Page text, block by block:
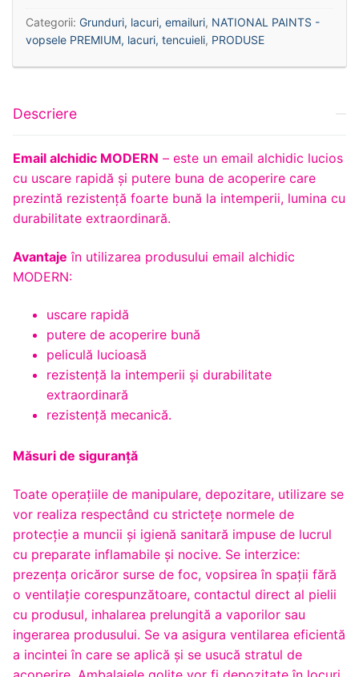
Categorii: Grunduri, lacuri, emailuri, NATIONAL PAINTS -
vopsele PREMIUM, lacuri, tencuieli, PRODUSE
Descriere
Email alchidic MODERN – este un email alchidic lucios
cu uscare rapidă și putere buna de acoperire care
prezintă rezistență foarte bună la intemperii, lumina cu
durabilitate extraordinară.
Avantaje în utilizarea produsului email alchidic
MODERN:
uscare rapidă
putere de acoperire bună
peliculă lucioasă
rezistenţă la intemperii și durabilitate
extraordinară
rezistență mecanică.
Măsuri de siguranță
Toate operaţiile de manipulare, depozitare, utilizare se
vor realiza respectând cu stricteţe normele de
protecţie a muncii şi igienă sanitară impuse de lucrul
cu preparate inflamabile şi nocive. Se interzice:
prezenţa oricăror surse de foc, vopsirea în spaţii fără
o ventilaţie corespunzătoare, contactul direct al pielii
cu produsul, inhalarea prelungită a vaporilor sau
ingerarea produsului. Se va asigura ventilarea eficientă
a incintei în care se aplică şi se usucă stratul de